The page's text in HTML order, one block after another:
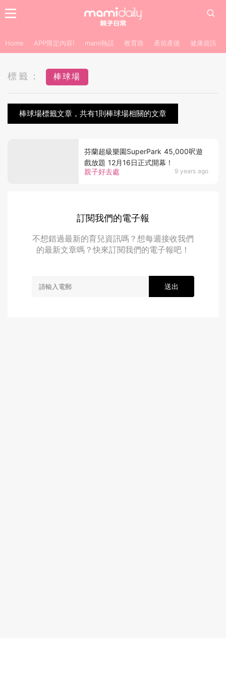
Home APP限定內容! mami熱話 教育路 產前產後 健康資訊
標籤： 棒球場
棒球場標籤文章，共有1則棒球場相關的文章
親子好去處 9 years ago
芬蘭超級樂園SuperPark 45,000呎遊
戲放題 12月16日正式開幕！
訂閱我們的電子報
不想錯過最新的育兒資訊嗎？想每週接收我們
的最新文章嗎？快來訂閱我們的電子報吧！
送出